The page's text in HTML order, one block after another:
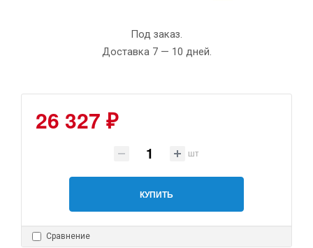
Под заказ.
Доставка 7 — 10 дней.
26 327 ₽
шт
КУПИТЬ
Сравнение